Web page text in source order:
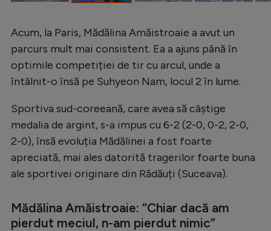
JO 2024
JO 2026
Intră în cont
Creează cont
Acum, la Paris, Mădălina Amăistroaie a avut un
parcurs mult mai consistent. Ea a ajuns până în
optimile competiției de tir cu arcul, unde a
întâlnit-o însă pe Suhyeon Nam, locul 2 în lume.
Sportiva sud-coreeană, care avea să câștige
medalia de argint, s-a impus cu 6-2 (2-0, 0-2, 2-0,
2-0), însă evoluția Mădălinei a fost foarte
apreciată, mai ales datorită tragerilor foarte buna
ale sportivei originare din Rădăuți (Suceava).
Mădălina Amăistroaie: ”Chiar dacă am
pierdut meciul, n-am pierdut nimic”